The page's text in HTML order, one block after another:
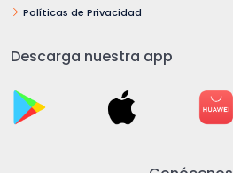
Políticas de Privacidad
Descarga nuestra app